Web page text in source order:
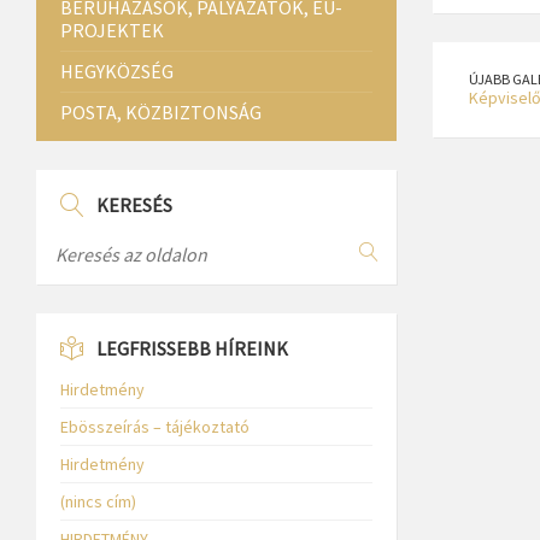
ÚJABB
BERUHÁZÁSOK, PÁLYÁZATOK, EU-
PROJEKTEK
HEGYKÖZSÉG
POSTA, KÖZBIZTONSÁG
KERESÉS
LEGFRISSEBB HÍREINK
Hirdetmény
Ebösszeírás – tájékoztató
Hirdetmény
(nincs cím)